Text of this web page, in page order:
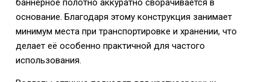
баннерное полотно аккуратно сворачивается в
основание. Благодаря этому конструкция занимает
минимум места при транспортировке и хранении, что
делает её особенно практичной для частого
использования.